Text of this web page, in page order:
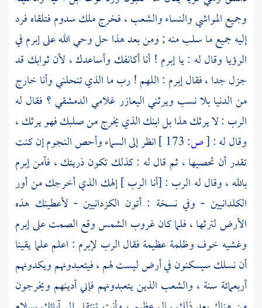
وجميع المواشي والنساء والشعب ، فخرج ملكسدومفتلقاه فرد
إليه جميع ما سلب منه ; ومن بعد هذا حل وحي الله علىإبرمفي
الرؤيا وقال له : ياإبرم ! أنا أكانفك وأساعدك ، لأن ثوابك قد
جزل جدا ، فقالإبرم : اللهم ! رب ما الذي تنحلني وأنا خارج
من الدنيا بلا نسب ويرثني اليعازر غلامي الدمشقي ؟ فقال له
الرب : لا يرثك هذا بل ابنك الذي يخرج من صلبك فهو يرثك ،
وقال له :[ص:
انظر إلى السماء وأحص النجوم إن كنت
تقدر أن تحصيها ، ثم قال له : كذلك تكون ذريتك ، فآمن إبرم
بالله ، وقال له الرب : [أنا الرب ] إلهك الذي أخرجك من أور
الكلدانيين - وفي نسخة : أتون الكزدانيين - لأعطينك هذه
الأرض لترثها ، فلما كان غروب الشمس وقع الصمت على إبرم
وغشيه خوف وظلمة عظيمة فقال الرب لإبرم : اعلم علما يقينا
أن نسلك سيسكنون في أرض ليست لهم ، فيتعبدونهم ويكدونهم
أربعمائة سنة ، والشعب الذين يتعبدونهم فإني أدينهم ويخرجون